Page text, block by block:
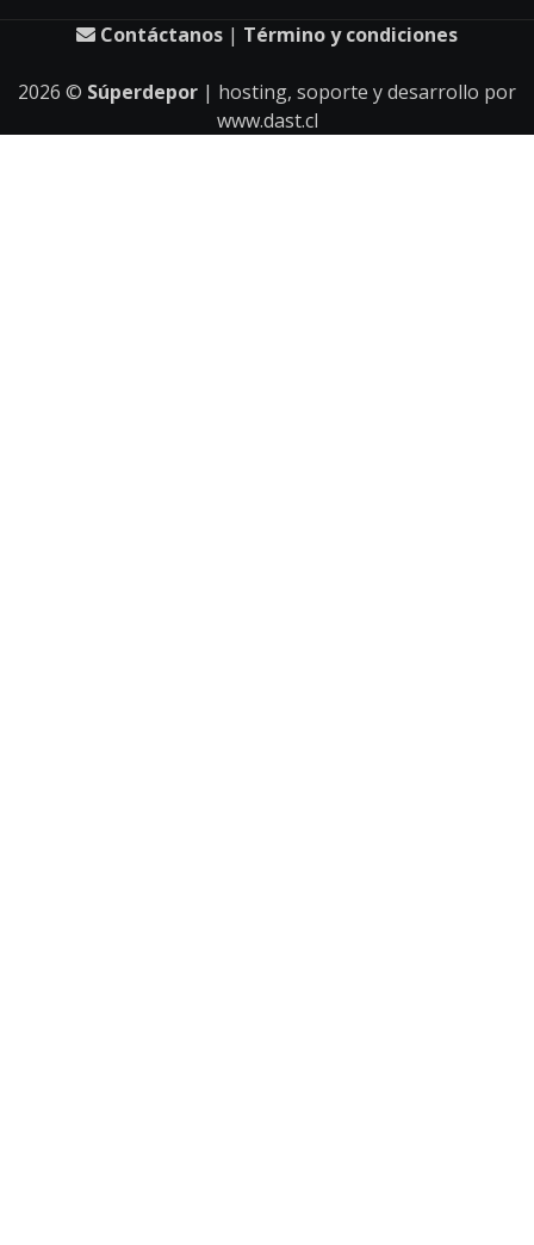
Contáctanos | Término y condiciones
2026 © Súperdepor | hosting, soporte y desarrollo por
www.dast.cl